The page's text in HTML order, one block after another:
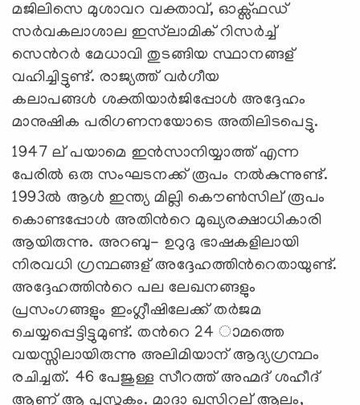
മജിലിസെ മുശാവറ വക്താവ്, ഓക്സ്ഫഡ്
സര്‍വകലാശാല ഇസ്‌ലാമിക് റിസര്‍ച്ച്
സെന്‍റര്‍ മേധാവി തുടങ്ങിയ സ്ഥാനങ്ങള്
വഹിച്ചിട്ടുണ്ട്. രാജ്യത്ത് വര്‍ഗീയ
കലാപങ്ങള്‍ ശക്തിയാര്‍ജിപ്പോള്‍ അദ്ദേഹം
മാനുഷിക പരിഗണനയോടെ അതിലിടപെട്ടു.
1947 ല് ‍പയാമെ ഇന്‍സാനിയ്യാത്ത് എന്ന
പേരില്‍ ഒരു സംഘടനക്ക് രൂപം നല്‍കുന്നുണ്ട്.
1993ല്‍ ആള്‍ ഇന്ത്യ മില്ലി കൌണ്‍സില് ‍രൂപം
കൊണ്ടപ്പോള്‍ അതിന്‍റെ മുഖ്യരക്ഷാധികാരി
ആയിരുന്നു. അറബു- ഉറുദു ഭാഷകളിലായി
നിരവധി ഗ്രന്ഥങ്ങള് ‍അദ്ദേഹത്തിന്‍റെതായുണ്ട്.
അദ്ദേഹത്തിന്‍റെ പല ലേഖനങ്ങളും
പ്രസംഗങ്ങളും ഇംഗ്ലീഷിലേക്ക് തര്‍ജമ
ചെയ്യപ്പെട്ടിട്ടുമുണ്ട്. തന്‍റെ 24 ാമത്തെ
വയസ്സിലായിരുന്നു അലിമിയാന് ‍ആദ്യഗ്രന്ഥം
രചിച്ചത്. 46 പേജുള്ള സീറത്ത് അഹ്മദ് ശഹീദ്
ആണ് ആ പുസ്തകം. മാദാ ഖസിറല് ‍ആലം,